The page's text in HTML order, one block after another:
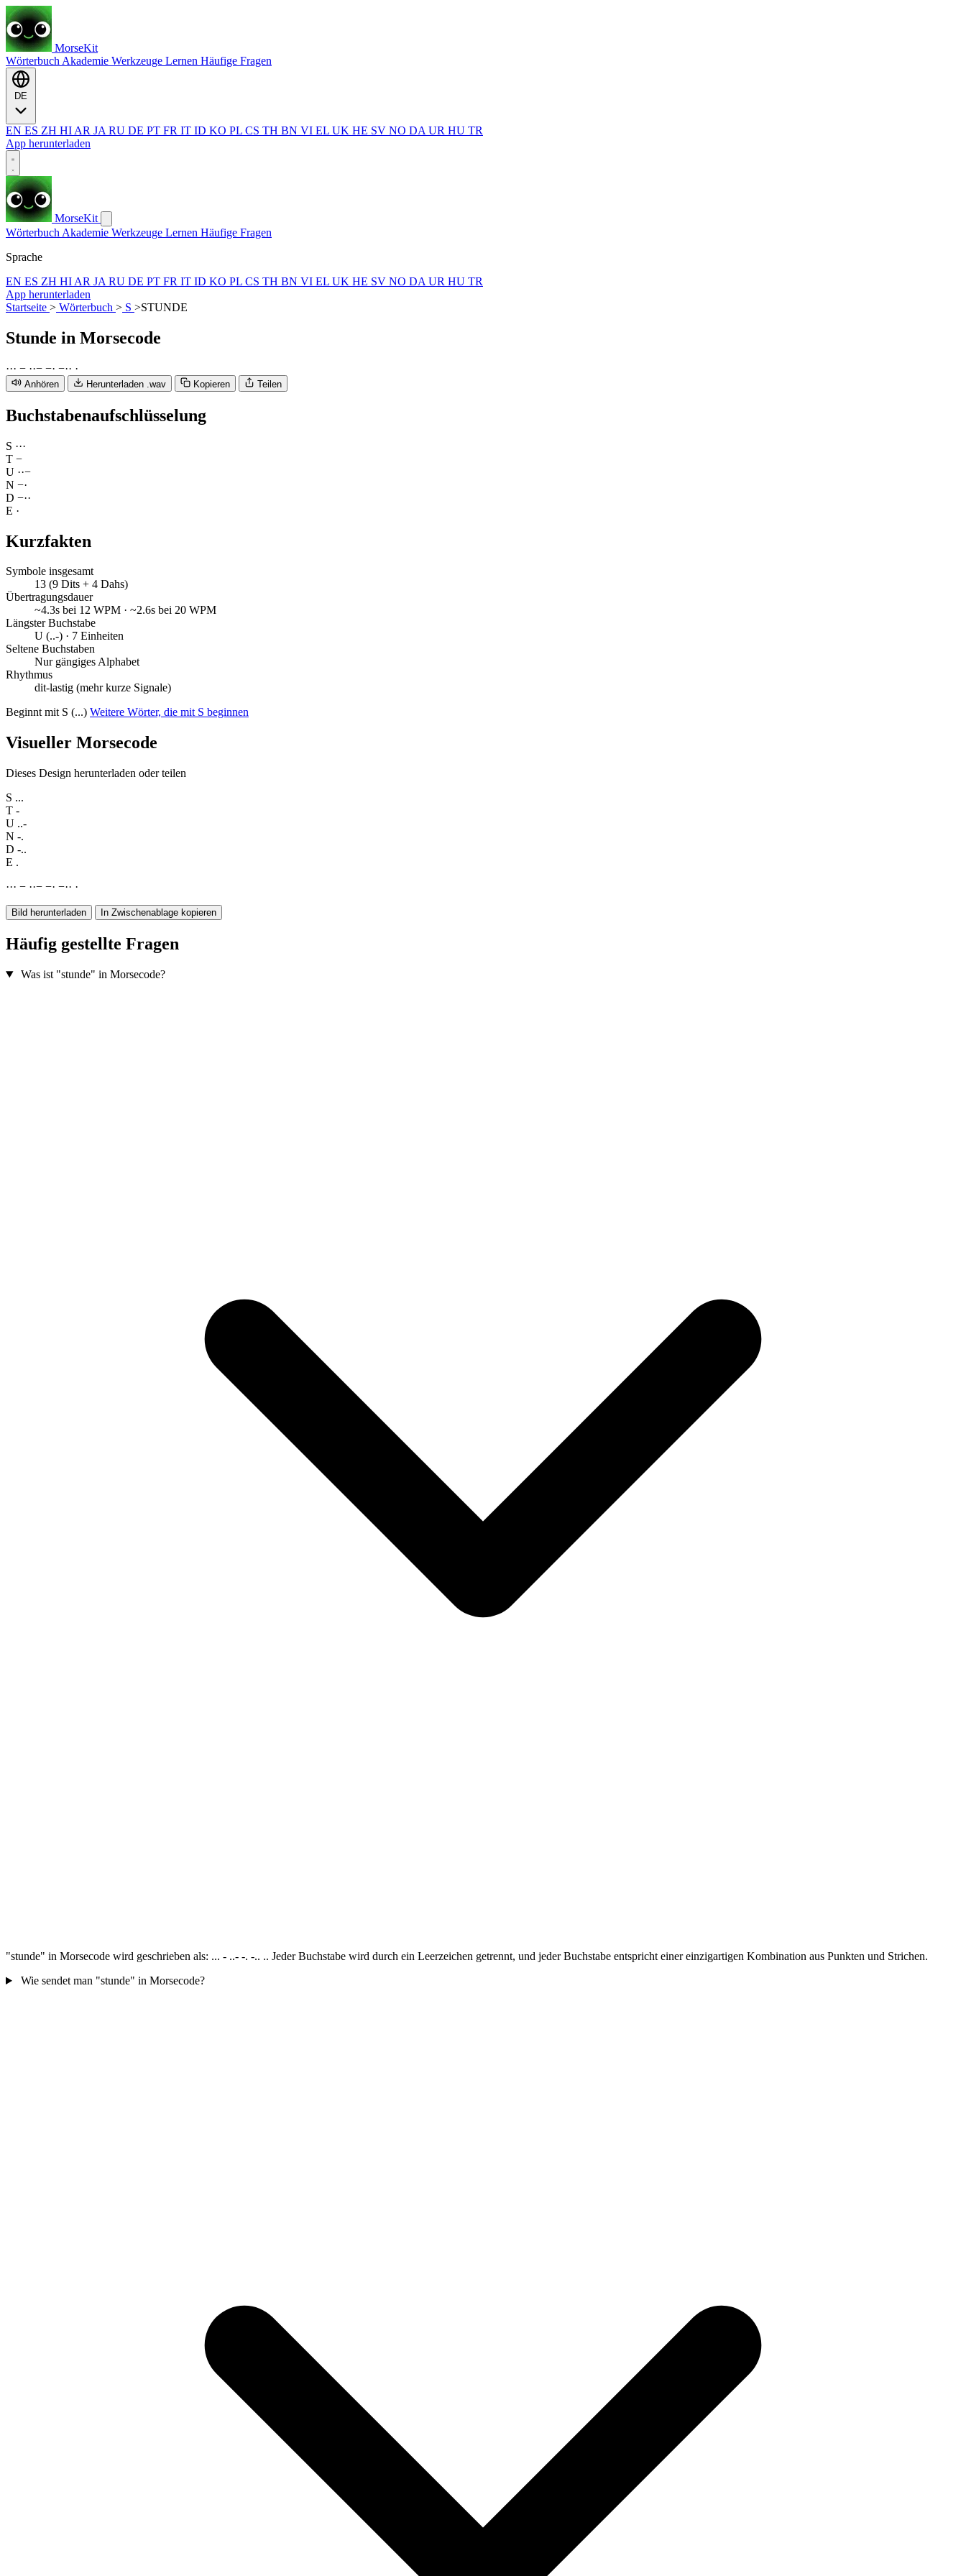
MorseKit
Wörterbuch Akademie Werkzeuge Lernen Häufige Fragen
EN ES ZH HI AR JA RU DE PT FR IT ID KO PL CS TH BN VI EL UK HE SV NO DA UR HU TR
App herunterladen
MorseKit
Wörterbuch Akademie Werkzeuge Lernen Häufige Fragen
Sprache
EN ES ZH HI AR JA RU DE PT FR IT ID KO PL CS TH BN VI EL UK HE SV NO DA UR HU TR
App herunterladen
Startseite > Wörterbuch > S >STUNDE
Stunde in Morsecode
··· − ··− −· −·· ·
Anhören Herunterladen .wav Kopieren Teilen
Buchstabenaufschlüsselung
S ···
T −
U ··−
N −·
D −··
E ·
Kurzfakten
Symbole insgesamt
13 (9 Dits + 4 Dahs)
Übertragungsdauer
~4.3s bei 12 WPM · ~2.6s bei 20 WPM
Längster Buchstabe
U (..-) · 7 Einheiten
Seltene Buchstaben
Nur gängiges Alphabet
Rhythmus
dit-lastig (mehr kurze Signale)
Beginnt mit S (...) Weitere Wörter, die mit S beginnen
Visueller Morsecode
Dieses Design herunterladen oder teilen
S ...
T -
U ..-
N -.
D -..
E .
··· − ··− −· −·· ·
Bild herunterladen In Zwischenablage kopieren
Häufig gestellte Fragen
Was ist "stunde" in Morsecode?
"stunde" in Morsecode wird geschrieben als: ... - ..- -. -.. .. Jeder Buchstabe wird durch ein Leerzeichen getrennt, und jeder Buchstabe entspricht einer einzigartigen Kombination aus Punkten und Strichen.
Wie sendet man "stunde" in Morsecode?